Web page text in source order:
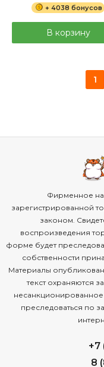
+ 4038 бонусов
В корзину
1
Фирменное
зарегистрированной
законом.
воспроизведения
форме будет
собственности
Материалы
текст охраняются
преследоваться по
+7
8